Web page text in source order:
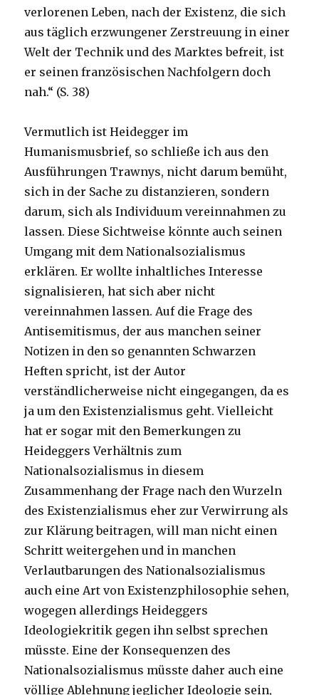
verlorenen Leben, nach der Existenz, die sich
aus täglich erzwungener Zerstreuung in einer
Welt der Technik und des Marktes befreit, ist
er seinen französischen Nachfolgern doch
nah.“ (S. 38)
Vermutlich ist Heidegger im
Humanismusbrief, so schließe ich aus den
Ausführungen Trawnys, nicht darum bemüht,
sich in der Sache zu distanzieren, sondern
darum, sich als Individuum vereinnahmen zu
lassen. Diese Sichtweise könnte auch seinen
Umgang mit dem Nationalsozialismus
erklären. Er wollte inhaltliches Interesse
signalisieren, hat sich aber nicht
vereinnahmen lassen. Auf die Frage des
Antisemitismus, der aus manchen seiner
Notizen in den so genannten Schwarzen
Heften spricht, ist der Autor
verständlicherweise nicht eingegangen, da es
ja um den Existenzialismus geht. Vielleicht
hat er sogar mit den Bemerkungen zu
Heideggers Verhältnis zum
Nationalsozialismus in diesem
Zusammenhang der Frage nach den Wurzeln
des Existenzialismus eher zur Verwirrung als
zur Klärung beitragen, will man nicht einen
Schritt weitergehen und in manchen
Verlautbarungen des Nationalsozialismus
auch eine Art von Existenzphilosophie sehen,
wogegen allerdings Heideggers
Ideologiekritik gegen ihn selbst sprechen
müsste. Eine der Konsequenzen des
Nationalsozialismus müsste daher auch eine
völlige Ablehnung jeglicher Ideologie sein,